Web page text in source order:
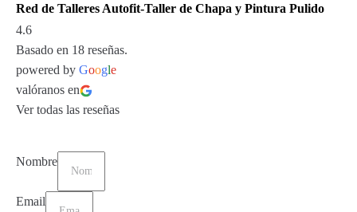
Red de Talleres Autofit-Taller de Chapa y Pintura Pulido
4.6
Basado en 18 reseñas.
powered by Google
valóranos en
Ver todas las reseñas
Nombre
Email